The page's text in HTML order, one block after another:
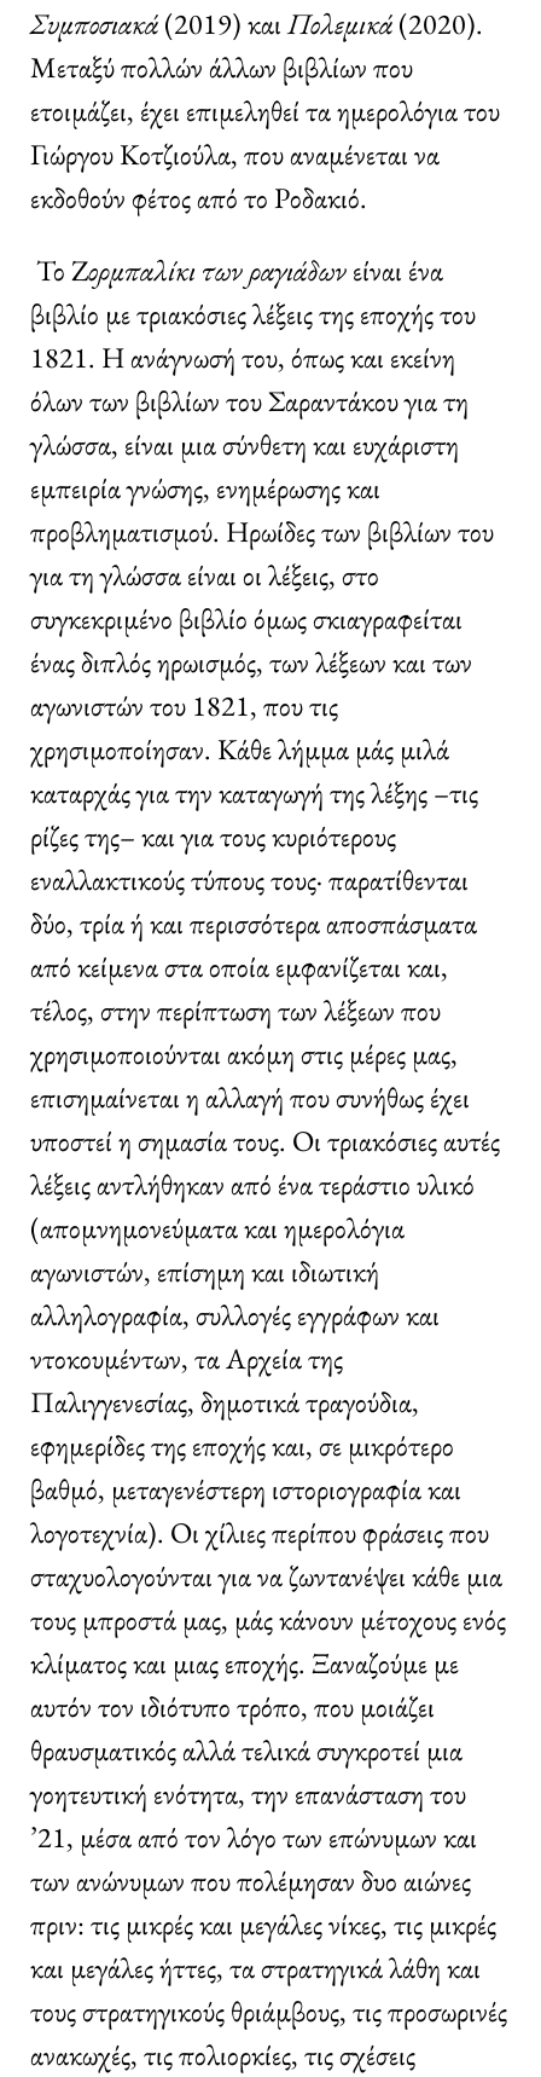
Συμποσιακά(2019) καιΠολεμικά(2020).
Μεταξύ πολλών άλλων βιβλίων που
ετοιμάζει, έχει επιμεληθεί τα ημερολόγια του
Γιώργου Κοτζιούλα, που αναμένεται να
εκδοθούν φέτος από το Ροδακιό.
Το Ζορμπαλίκι των ραγιάδωνείναι ένα
βιβλίο με τριακόσιες λέξεις της εποχής του
1821. Η ανάγνωσή του, όπως και εκείνη
όλων των βιβλίων του Σαραντάκου για τη
γλώσσα, είναι μια σύνθετη και ευχάριστη
εμπειρία γνώσης, ενημέρωσης και
προβληματισμού. Ηρωίδες των βιβλίων του
για τη γλώσσα είναι οι λέξεις, στο
συγκεκριμένο βιβλίο όμως σκιαγραφείται
ένας διπλός ηρωισμός, των λέξεων και των
αγωνιστών του 1821, που τις
χρησιμοποίησαν. Κάθε λήμμα μάς μιλά
καταρχάς για την καταγωγή της λέξης –τις
ρίζες της– και για τους κυριότερους
εναλλακτικούς τύπους τους· παρατίθενται
δύο, τρία ή και περισσότερα αποσπάσματα
από κείμενα στα οποία εμφανίζεται και,
τέλος, στην περίπτωση των λέξεων που
χρησιμοποιούνται ακόμη στις μέρες μας,
επισημαίνεται η αλλαγή που συνήθως έχει
υποστεί η σημασία τους. Οι τριακόσιες αυτές
λέξεις αντλήθηκαν από ένα τεράστιο υλικό
(απομνημονεύματα και ημερολόγια
αγωνιστών, επίσημη και ιδιωτική
αλληλογραφία, συλλογές εγγράφων και
ντοκουμέντων, τα Αρχεία της
Παλιγγενεσίας, δημοτικά τραγούδια,
εφημερίδες της εποχής και, σε μικρότερο
βαθμό, μεταγενέστερη ιστοριογραφία και
λογοτεχνία). Οι χίλιες περίπου φράσεις που
σταχυολογούνται για να ζωντανέψει κάθε μια
τους μπροστά μας, μάς κάνουν μέτοχους ενός
κλίματος και μιας εποχής. Ξαναζούμε με
αυτόν τον ιδιότυπο τρόπο, που μοιάζει
θραυσματικός αλλά τελικά συγκροτεί μια
γοητευτική ενότητα, την επανάσταση του
’21, μέσα από τον λόγο των επώνυμων και
των ανώνυμων που πολέμησαν δυο αιώνες
πριν: τις μικρές και μεγάλες νίκες, τις μικρές
και μεγάλες ήττες, τα στρατηγικά λάθη και
τους στρατηγικούς θριάμβους, τις προσωρινές
ανακωχές, τις πολιορκίες, τις σχέσεις